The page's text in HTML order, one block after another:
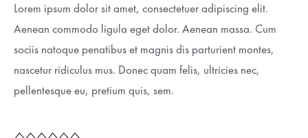
Lorem ipsum dolor sit amet, consectetuer adipiscing elit.
Aenean commodo ligula eget dolor. Aenean massa. Cum
sociis natoque penatibus et magnis dis parturient montes,
nascetur ridiculus mus. Donec quam felis, ultricies nec,
pellentesque eu, pretium quis, sem.